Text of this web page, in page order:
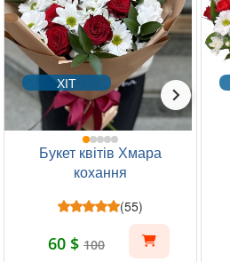
ХІТ
Букет квітів Хмара
кохання
(55)
60 $ 100